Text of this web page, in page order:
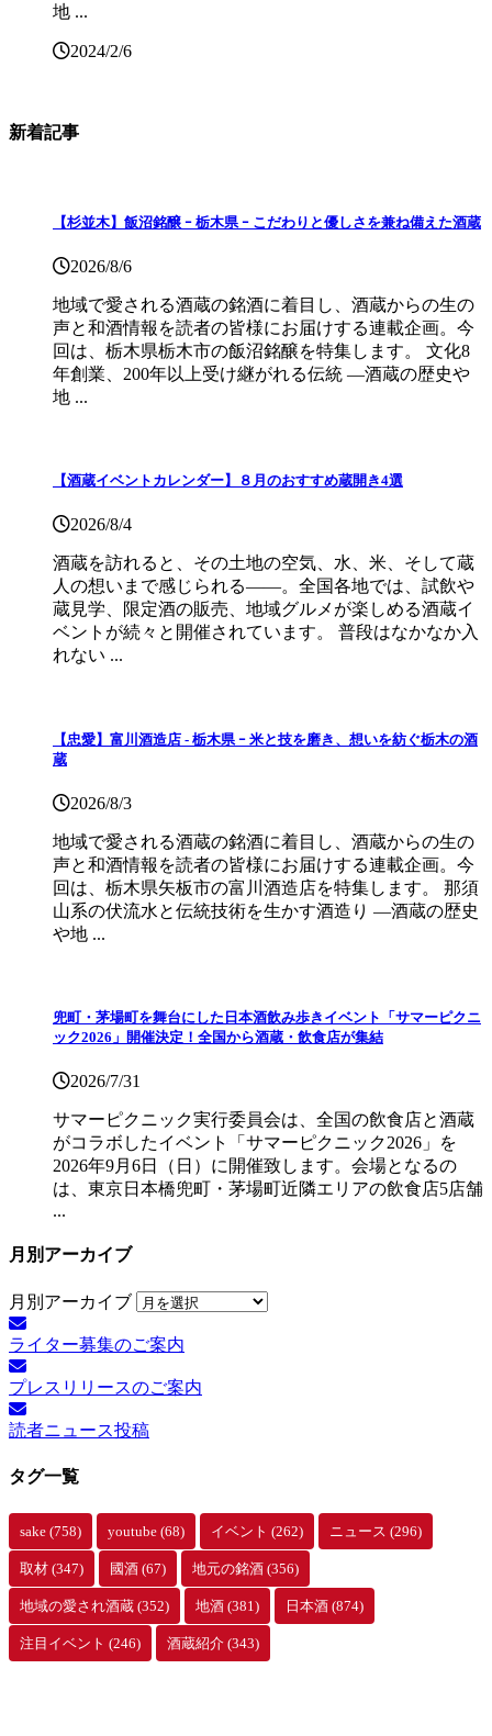
地 ...
2024/2/6
新着記事
【杉並木】飯沼銘醸 ｰ 栃木県 ｰ こだわりと優しさを兼ね備えた酒蔵
2026/8/6
地域で愛される酒蔵の銘酒に着目し、酒蔵からの生の
声と和酒情報を読者の皆様にお届けする連載企画。今
回は、栃木県栃木市の飯沼銘醸を特集します。 文化8
年創業、200年以上受け継がれる伝統 ―酒蔵の歴史や
地 ...
【酒蔵イベントカレンダー】８月のおすすめ蔵開き4選
2026/8/4
酒蔵を訪れると、その土地の空気、水、米、そして蔵
人の想いまで感じられる——。全国各地では、試飲や
蔵見学、限定酒の販売、地域グルメが楽しめる酒蔵イ
ベントが続々と開催されています。 普段はなかなか入
れない ...
【忠愛】富川酒造店 ‐ 栃木県 ｰ 米と技を磨き、想いを紡ぐ栃木の酒
蔵
2026/8/3
地域で愛される酒蔵の銘酒に着目し、酒蔵からの生の
声と和酒情報を読者の皆様にお届けする連載企画。今
回は、栃木県矢板市の富川酒造店を特集します。 那須
山系の伏流水と伝統技術を生かす酒造り ―酒蔵の歴史
や地 ...
兜町・茅場町を舞台にした日本酒飲み歩きイベント「サマーピクニ
ック2026」開催決定！全国から酒蔵・飲食店が集結
2026/7/31
サマーピクニック実⾏委員会は、全国の飲⾷店と酒蔵
がコラボしたイベント「サマーピクニック2026」を
2026年9月6日（日）に開催致します。会場となるの
は、東京日本橋兜町・茅場町近隣エリアの飲食店5店舗
...
月別アーカイブ
月別アーカイブ
ライター募集のご案内
プレスリリースのご案内
読者ニュース投稿
タグ一覧
sake (758) youtube (68) イベント (262) ニュース (296)
取材 (347) 國酒 (67) 地元の銘酒 (356)
地域の愛され酒蔵 (352) 地酒 (381) 日本酒 (874)
注目イベント (246) 酒蔵紹介 (343)